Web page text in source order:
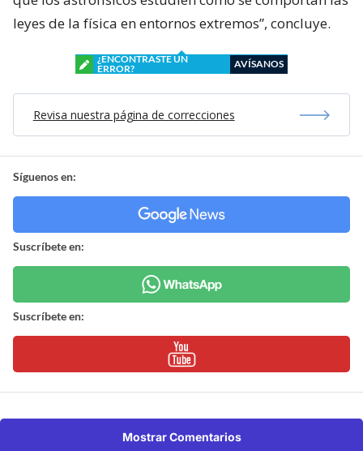
leyes de la física en entornos extremos”, concluye.
¿ENCONTRASTE UN
ERROR?
AVÍSANOS
Revisa nuestra página de correcciones
Síguenos en:
Suscríbete en:
Suscríbete en:
Mostrar Comentarios